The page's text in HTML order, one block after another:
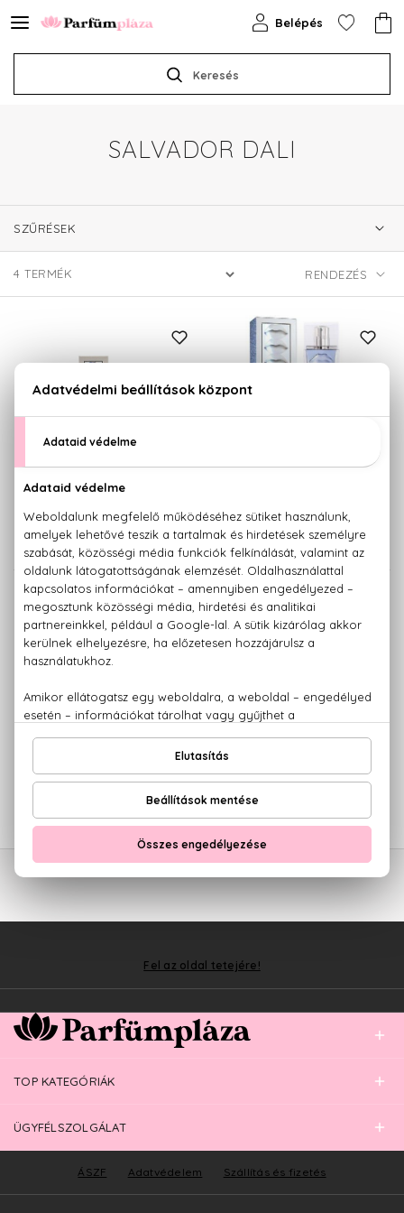
Keresés
Belépés
SALVADOR DALI
SZŰRÉSEK
4 TERMÉK
SALVADOR DALI
Eau de RubyLips
Mini 3,5 ml
4.880 Ft
SALVADOR DALI
11.670 Ft -tól
Eau De Toilette
8.400 Ft -tól
Eau De Toilette
11.230 Ft
Fel az oldal tetejére!
TOP KATEGÓRIÁK
ÜGYFÉLSZOLGÁLAT
ÁSZF Adatvédelem Szállítás és fizetés